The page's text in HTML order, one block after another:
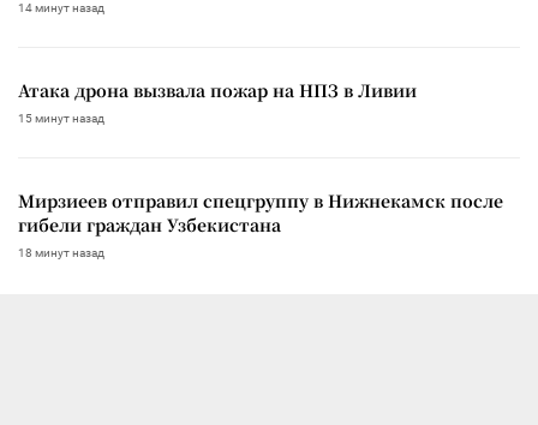
14 минут назад
Атака дрона вызвала пожар на НПЗ в Ливии
15 минут назад
Мирзиеев отправил спецгруппу в Нижнекамск после
гибели граждан Узбекистана
18 минут назад